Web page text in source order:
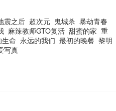
震之后 超次元 鬼城杀 暴劫青春
麻辣教师GTO复活 甜蜜的家 重
命 永远的我们 最初的晚餐 黎明
写真